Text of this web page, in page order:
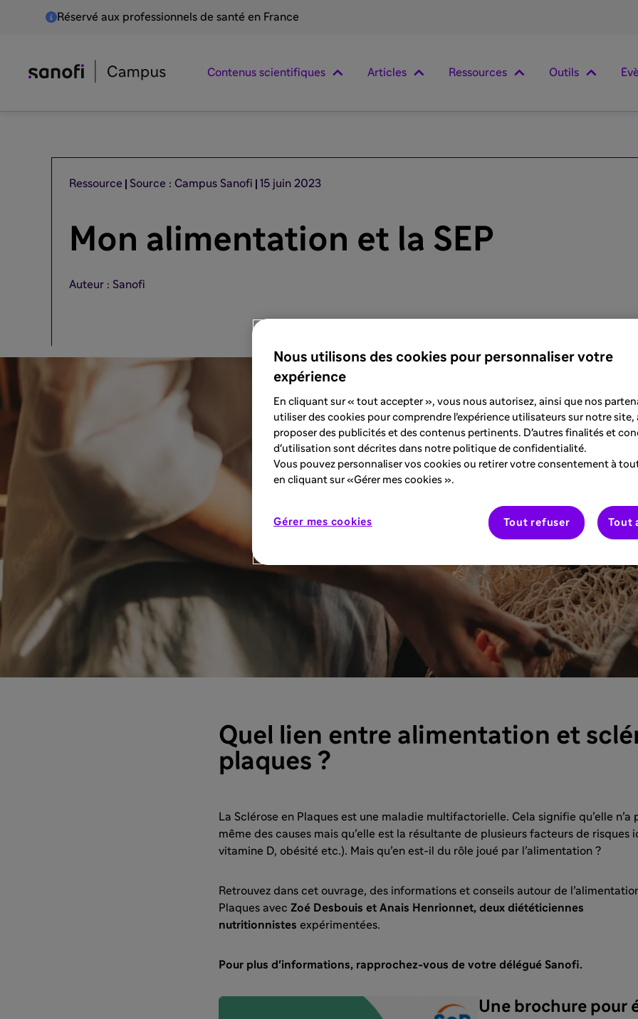
Réservé aux professionnels de santé en France
Contenus scientifiques Articles Ressources Outils
Ressource Source : Campus Sanofi 15 juin 2023
Mon alimentation et la SEP
Auteur : Sanofi
Quel lien entre alimentation et
plaques ?
La Sclérose en Plaques est une maladie multifactorielle. Cela signifie qu’elle n’a
même des causes mais qu’elle est la résultante de plusieurs facteurs de risques
vitamine D, obésité etc.). Mais qu’en est-il du rôle joué par l’alimentation ?
Retrouvez dans cet ouvrage, des informations et conseils autour de
Plaques avec Zoé Desbouis et Anais Henrionnet, deux diététiciennes
nutritionnistes expérimentées.
Pour plus d'informations, rapprochez-vous de votre délégué Sanofi.
Une brochure pour
Nous utilisons des cookies pour personnaliser votre
expérience
En cliquant sur « tout accepter », vous nous autorisez, ainsi que nos
utiliser des cookies pour comprendre l’expérience utilisateurs sur notre site,
proposer des publicités et des contenus pertinents. D'autres finalités et
d'utilisation sont décrites dans notre politique de confidentialité.
Vous pouvez personnaliser vos cookies ou retirer votre consentement à
en cliquant sur «Gérer mes cookies ».
Gérer mes cookies Tout refuser Tout